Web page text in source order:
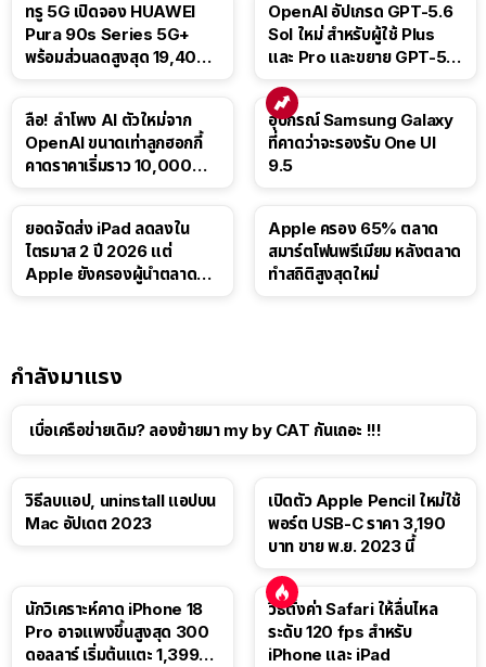
ทรู 5G เปิดจอง HUAWEI
Pura 90s Series 5G+
พร้อมส่วนลดสูงสุด 19,400
OpenAI อัปเกรด GPT-5.6
Sol ใหม่ สำหรับผู้ใช้ Plus
และ Pro และขยาย GPT-5.6
ลือ! ลำโพง AI ตัวใหม่จาก
OpenAI ขนาดเท่าลูกฮอกกี้
คาดราคาเริ่มราว 10,000
อุปกรณ์ Samsung Galaxy
ที่คาดว่าจะรองรับ One UI
9.5
ยอดจัดส่ง iPad ลดลงใน
ไตรมาส 2 ปี 2026 แต่
Apple ยังครองผู้นำตลาด
Apple ครอง 65% ตลาด
สมาร์ตโฟนพรีเมียม หลังตลาด
ทำสถิติสูงสุดใหม่
กำลังมาแรง
เบื่อเครือข่ายเดิม? ลองย้ายมา my by CAT กันเถอะ !!!
วิธีลบแอป, uninstall แอปบน
Mac อัปเดต 2023
เปิดตัว Apple Pencil ใหม่ใช้
พอร์ต USB-C ราคา 3,190
บาท ขาย พ.ย. 2023 นี้
นักวิเคราะห์คาด iPhone 18
Pro อาจแพงขึ้นสูงสุด 300
ดอลลาร์ เริ่มต้นแตะ 1,399
วิธีตั้งค่า Safari ให้ลื่นไหล
ระดับ 120 fps สำหรับ
iPhone และ iPad